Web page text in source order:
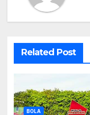
Related Post
BOLA